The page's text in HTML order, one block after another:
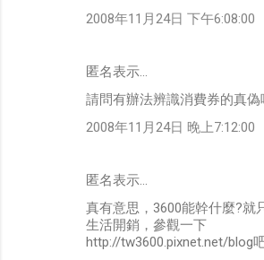
2008年11月24日 下午6:08:00
匿名表示…
請問有辦法辨識消費券的真偽
2008年11月24日 晚上7:12:00
匿名表示…
真有意思，3600能幹什麼?就
生活開銷，參觀一下
http://tw3600.pixnet.net/blog